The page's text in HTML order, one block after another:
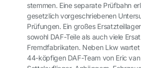
stemmen. Eine separate Prüfbahn
gesetzlich vorgeschriebenen
Prüfungen. Ein großes
sowohl DAF-Teile als auch viele
Fremdfabrikaten. Neben Lkw
44-köpfigen DAF-Team von Eric